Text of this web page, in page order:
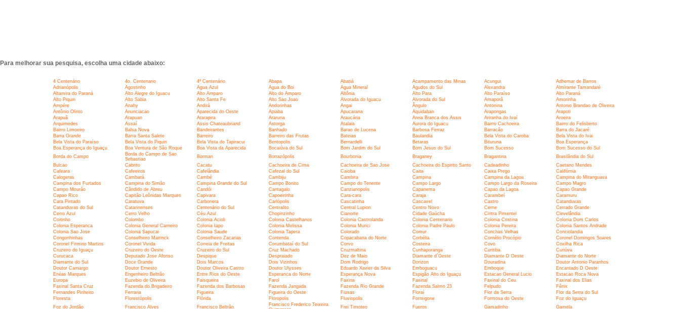
Para melhorar sua pesquisa, escolha uma cidade abaixo:
4 Centenário 4o. Centenario 4º Centenário Abapa Abatiá Acampamento das Minas Acungui
Adhemar de Barros
Adrianópolis
Agostinho Agua Azul Agua do Boi Agua Mineral Agudos do Sul Alexandra
Almirante Tamandaré
Altamira do Paraná
Alto Alegre do Iguacu Alto Amparo Alto do Amparo Altônia Alto Para Alto Paraíso
Alto Paraná
Alto Piquiri
Alto Sabia Alto Santa Fe Alto Sao Joao Alvorada do Iguacu Alvorada do Sul Amaporã
Amorinha
Ampére
Anahy Andirá Andorinhas Angai Ângulo Antonina
Antonio Brandao de Oliveira
Antônio Olinto
Anunciacao Aparecida do Oeste Apiaba Apucarana Aquidaban Arapongas
Arapoti
Arapuã
Arapuan Ararapira Araruna Araucária Areia Branca dos Assis Ariranha do Ivaí
Aroeira
Arquimedes
Assaí Assis Chateaubriand Astorga Atalaia Aurora do Iguacu Bairro Cachoeira
Bairro do Felisberto
Bairro Limoeiro
Balsa Nova Bandeirantes Banhado Barao de Lucena Barbosa Ferraz Barracão
Barra do Jacaré
Barra Grande
Barra Santa Salete Barreiro Barreiro das Frutas Bateias Baulandia Bela Vista do Caroba
Bela Vista do Ivai
Bela Vista do Paraíso
Bela Vista do Piquiri Bela Vista do Tapiracui Bentopolis Bernardelli Betaras Bituruna
Boa Esperança
Boa Esperança do Iguaçu
Boa Ventura de São Roque Boa Vista da Aparecida Bocaiúva do Sul Bom Jardim do Sul Bom Jesus do Sul Bom Sucesso
Bom Sucesso do Sul
Borda do Campo
Borda do Campo de Sao
Sebastiao
Borman Borrazópolis Bourbonia Braganey Bragantina
Brasilândia do Sul
Bulcao
Cabrito Cacatu Cachoeira de Cima Cachoeira de Sao Jose Cachoeira do Espirito Santo Cadeadinho
Caetano Mendes
Cafeara
Cafeeiros Cafelândia Cafezal do Sul Caioba Caita Caixa Prego
Califórnia
Calogeras
Cambará Cambé Cambiju Cambira Campina Campina da Lagoa
Campina do Miranguava
Campina dos Furtados
Campina do Simão Campina Grande do Sul Campo Bonito Campo do Tenente Campo Largo Campo Largo da Roseira
Campo Magro
Campo Mourão
Cândido de Abreu Candói Cantagalo Canzianopolis Capanema Capao da Lagoa
Capao Grande
Capao Rico
Capitão Leônidas Marques Capivara Capoeirinha Cara-cara Caraja Carambeí
Caramuru
Cara Pintado
Caratuva Carbonera Carlópolis Cascatinha Cascavel Castro
Catanduvas
Catanduvas do Sul
Catarinenses Centenário do Sul Centralito Central Lupion Centro Novo Cerne
Cerrado Grande
Cerro Azul
Cerro Velho Céu Azul Chopinzinho Cianorte Cidade Gaúcha Cintra Pimentel
Clevelândia
Coitinho
Colombo Colonia Acioli Colonia Castelhanos Colonia Castrolanda Colonia Centenario Colonia Cristina
Colonia Dom Carlos
Colonia Esperanca
Colonia General Carneiro Colonia Iapo Colonia Melissa Colonia Murici Colonia Padre Paulo Colonia Pereira
Colonia Santos Andrade
Colonia Sao Jose
Colonia Sapucai Colonia Saude Colonia Tapera Colorado Comur Conchas Velhas
Conciolandia
Congonhinhas
Conselheiro Mairinck Conselheiro Zacarias Contenda Copacabana do Norte Corbélia Cornélio Procópio
Coronel Domingos Soares
Coronel Firmino Martins
Coronel Vivida Correia de Freitas Corumbataí do Sul Corvo Costeira Covo
Coxilha Rica
Cruzeiro do Iguaçu
Cruzeiro do Oeste Cruzeiro do Sul Cruz Machado Cruzmaltina Cunhaporanga Curitiba
Curiúva
Curucaca
Deputado Jose Afonso Despique Despraiado Dez de Maio Diamante d´Oeste Diamante D Oeste
Diamante do Norte
Diamante do Sul
Doce Grande Dois Marcos Dois Vizinhos Dom Rodrigo Dorizon Douradina
Doutor Antonio Paranhos
Doutor Camargo
Doutor Ernesto Doutor Oliveira Castro Doutor Ulysses Eduardo Xavier da Silva Emboguacu Emboque
Encantado D Oeste
Enéas Marques
Engenheiro Beltrão Entre Rios do Oeste Esperanca do Norte Esperança Nova Espigão Alto do Iguaçu Estacao General Lucio
Estacao Roca Nova
Europa
Euzebio de Oliveira Faisqueira Farol Faxina Faxinal Faxinal do Ceu
Faxinal dos Elias
Faxinal Santa Cruz
Fazenda do Brigadeiro Fazenda dos Barbosas Fazenda Jangada Fazenda Rio Grande Fazenda Salmo 23 Felpudo
Fênix
Fernandes Pinheiro
Ferraria Figueira Figueira do Oeste Fiusas Floraí Flor da Serra
Flor da Serra do Sul
Floresta
Florestópolis Flórida Floropolis Fluviopolis Formigone Formosa do Oeste
Foz do Iguaçu
Foz do Jordão
Francisco Alves Francisco Beltrão
Francisco Frederico Teixeira
Frei Timoteo Fueros Gamadinho
Gamela